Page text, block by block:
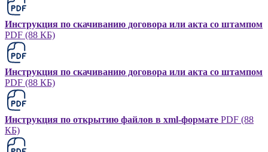
Инструкция по скачиванию договора или акта со штампом
PDF (88 КБ)
Инструкция по скачиванию договора или акта со штампом
PDF (88 КБ)
Инструкция по открытию файлов в xml-формате PDF (88
КБ)